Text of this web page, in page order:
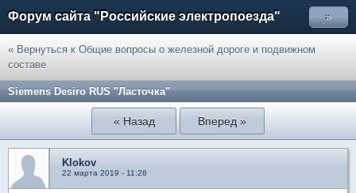
Форум сайта "Российские электропоезда" »
« Вернуться к Общие вопросы о железной дороге и подвижном
составе
Siemens Desiro RUS "Ласточка"
« Назад Вперед »
Klokov
22 марта 2019 - 11:28